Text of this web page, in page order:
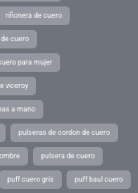
riñonera de cuero
cuero
para mujer
viceroy
a mano
pulseras de cordon de cuero
pulsera de cuero
puff cuero gris puff baul cuero